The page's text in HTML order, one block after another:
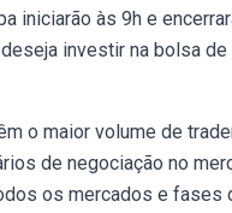
iniciarão às 9h e
investir na bolsa
o maior volume de
de negociação no
os mercados e fases